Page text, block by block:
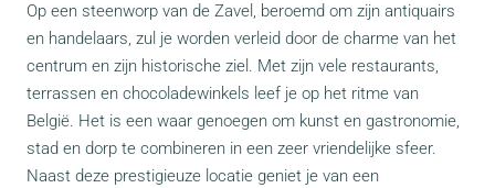
Op een steenworp van de Zavel, beroemd om zijn antiquairs
en handelaars, zul je worden verleid door de charme van het
centrum en zijn historische ziel. Met zijn vele restaurants,
terrassen en chocoladewinkels leef je op het ritme van
België. Het is een waar genoegen om kunst en gastronomie,
stad en dorp te combineren in een zeer vriendelijke sfeer.
Naast deze prestigieuze locatie geniet je van een